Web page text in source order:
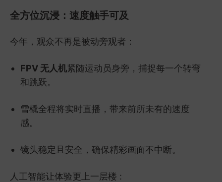
全方位沉浸：速度触手可及
今年，观众不再是被动旁观者：
FPV 无人机紧随运动员身旁，捕捉每一个转弯
和跳跃。
雪橇全程将实时直播，带来前所未有的速度
感。
镜头稳定且安全，确保精彩画面不中断。
人工智能让体验更上一层楼 :